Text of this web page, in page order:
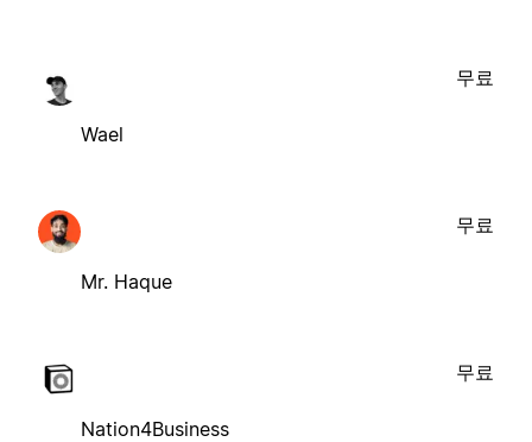
Wael
무료
Mr. Haque
무료
Nation4Business
무료